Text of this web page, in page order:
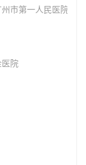
市第一人民医院）
医院